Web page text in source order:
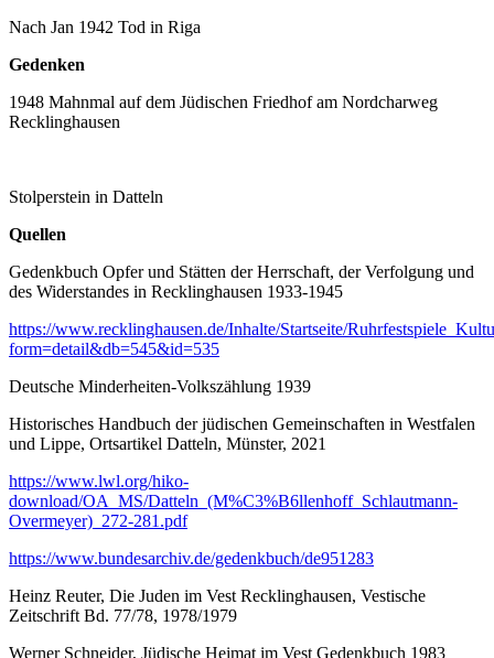
Nach Jan 1942 Tod in Riga
Gedenken
1948 Mahnmal auf dem Jüdischen Friedhof am Nordcharweg
Recklinghausen
Stolperstein in Datteln
Quellen
Gedenkbuch Opfer und Stätten der Herrschaft, der Verfolgung und
des Widerstandes in Recklinghausen 1933-1945
https://www.recklinghausen.de/Inhalte/Startseite/
form=detail&db=545&id=535
Deutsche Minderheiten-Volkszählung 1939
Historisches Handbuch der jüdischen Gemeinschaften in Westfalen
und Lippe, Ortsartikel Datteln, Münster, 2021
https://www.lwl.org/hiko-
download/OA_MS/Datteln_(M%C3%B6llenhoff_Schlautmann-
Overmeyer)_272-281.pdf
https://www.bundesarchiv.de/gedenkbuch/de951283
Heinz Reuter, Die Juden im Vest Recklinghausen, Vestische
Zeitschrift Bd. 77/78, 1978/1979
Werner Schneider, Jüdische Heimat im Vest Gedenkbuch 1983